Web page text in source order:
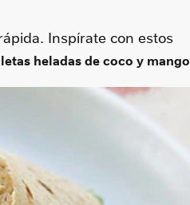
Inspírate con estos
heladas de coco y mango